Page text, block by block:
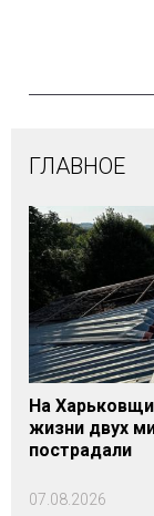
ГЛАВНОЕ
На
жизни двух
пострадали
07.08.2026